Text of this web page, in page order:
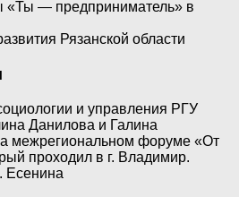
«Ты — предприниматель» в
Рязанской области
и управления РГУ
Данилова и Галина
межрегиональном форуме «От
проходил в г. Владимир.
Есенина